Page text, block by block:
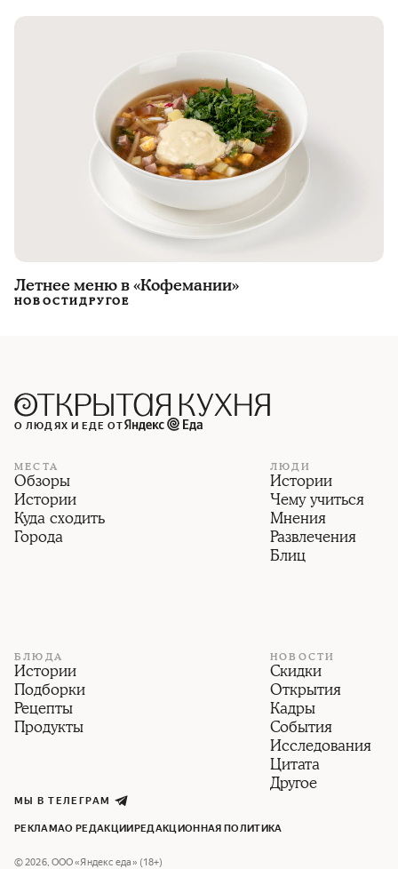
Летнее меню в «Кофемании»
НОВОСТИДРУГОЕ
О ЛЮДЯХ И ЕДЕ ОТ
МЕСТА
Обзоры
Истории
Куда сходить
Города
ЛЮДИ
Истории
Чему учиться
Мнения
Развлечения
Блиц
БЛЮДА
Истории
Подборки
Рецепты
Продукты
НОВОСТИ
Скидки
Открытия
Кадры
События
Исследования
Цитата
Другое
МЫ В ТЕЛЕГРАМ
РЕКЛАМАО РЕДАКЦИИ РЕДАКЦИОННАЯ ПОЛИТИКА
©2026, ООО «Яндекс еда» (18+)